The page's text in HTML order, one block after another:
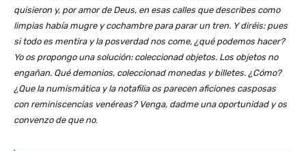
quisieron y, por amor de Deus, en esas calles que describes como
limpias había mugre y cochambre para parar un tren. Y diréis: pues
si todo es mentira y la posverdad nos come, ¿qué podemos hacer?
Yo os propongo una solución: coleccionad objetos. Los objetos no
engañan. Qué demonios, coleccionad monedas y billetes. ¿Cómo?
¿Que la numismática y la notafilia os parecen aficiones casposas
con reminiscencias venéreas? Venga, dadme una oportunidad y os
convenzo de que no.